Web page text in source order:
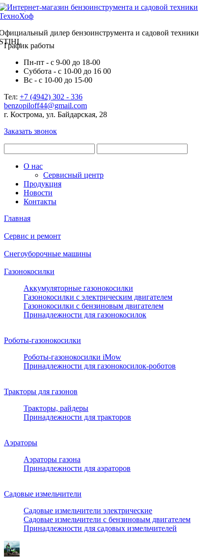
дилер бензоинструмента и садовой техники
График работы
Пн-пт - с 9-00 до 18-00
Суббота - с 10-00 до 16 00
Вс - с 10-00 до 15-00
Тел: +7 (4942) 302 - 336
benzopiloff44@gmail.com
г. Кострома, ул. Байдарская, 28
Заказать звонок
О нас
Сервисный центр
Продукция
Новости
Контакты
Главная
Сервис и ремонт
Снегоуборочные машины
Газонокосилки
Аккумуляторные газонокосилки
Газонокосилки с электрическим двигателем
Газонокосилки с бензиновым двигателем
Принадлежности для газонокосилок
Роботы-газонокосилки
Роботы-газонокосилки iMow
Принадлежности для газонокосилок-роботов
Тракторы для газонов
Тракторы, райдеры
Принадлежности для тракторов
Аэраторы
Аэраторы газона
Принадлежности для аэраторов
Садовые измельчители
Садовые измельчители электрические
Садовые измельчители с бензиновым двигателем
Принадлежности для садовых измельчителей